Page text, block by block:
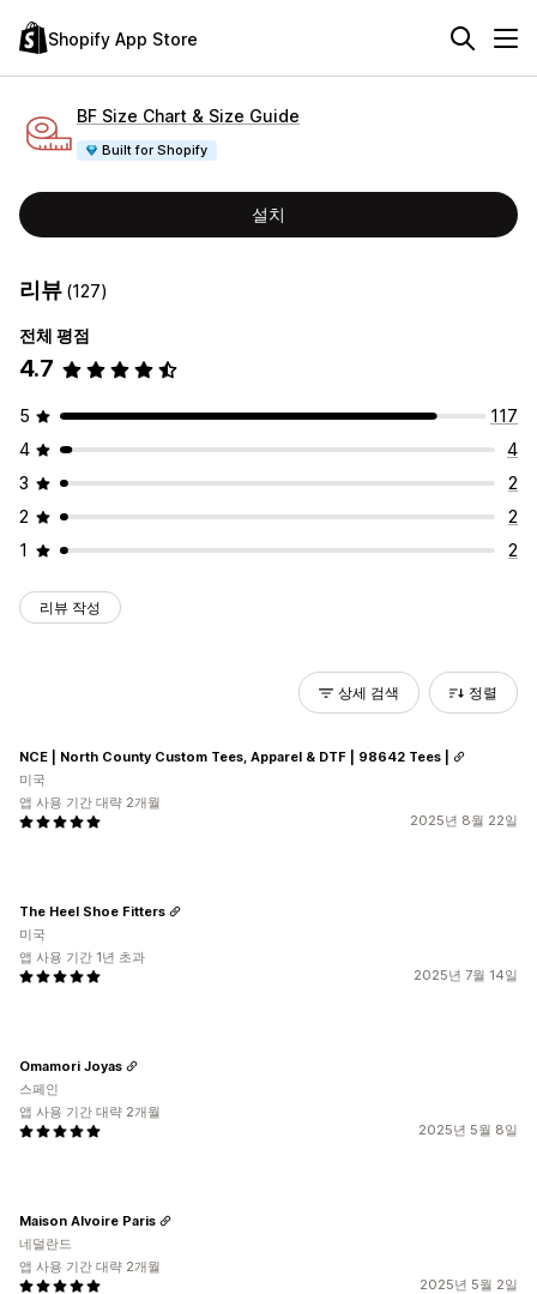
Shopify App Store
BF Size Chart & Size Guide
Built for Shopify
설치
리뷰 (127)
전체 평점
4.7
5
117
4
4
3
2
2
2
1
2
리뷰 작성
상세 검색 정렬
2025년 8월 22일
NCE | North County Custom Tees, Apparel & DTF | 98642 Tees |
미국
앱 사용 기간 대략 2개월
2025년 7월 14일
The Heel Shoe Fitters
미국
앱 사용 기간 1년 초과
2025년 5월 8일
Omamori Joyas
스페인
앱 사용 기간 대략 2개월
2025년 5월 2일
Maison Alvoire Paris
네덜란드
앱 사용 기간 대략 2개월